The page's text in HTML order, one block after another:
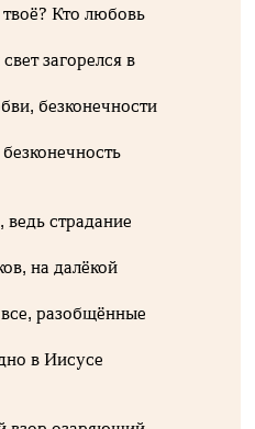
Кто любовь
загорелся в
безконечности
страдание
на далёкой
разобщённые
в Иисусе